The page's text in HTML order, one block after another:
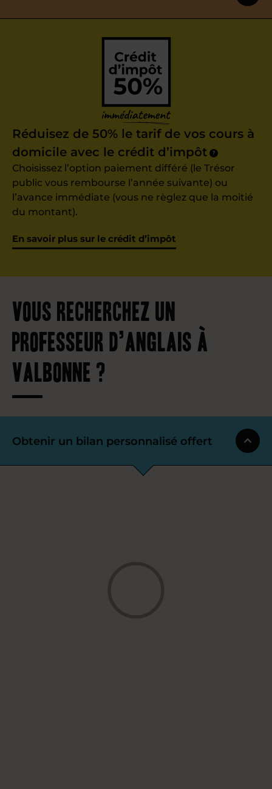
Réduisez de 50% le tarif de vos cours à
domicile avec le crédit d’impôt
?
Choisissez l’option paiement différé (le Trésor
public vous rembourse l’année suivante) ou
l’avance immédiate (vous ne règlez que la moitié
du montant).
En savoir plus sur le crédit d’impôt
Vous recherchez un
professeur d’anglais à
Valbonne ?
Obtenir un bilan personnalisé offert